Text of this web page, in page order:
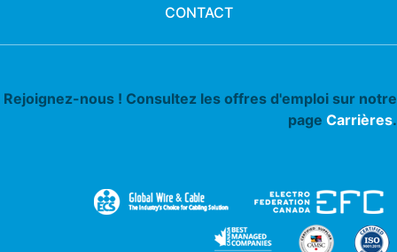
CONTACT
Rejoignez-nous ! Consultez les offres d'emploi sur notre
page Carrières.